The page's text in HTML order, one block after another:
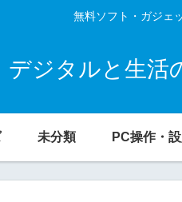
無料ソフト・ガジェ
デジタルと生活
未分類 PC操作・